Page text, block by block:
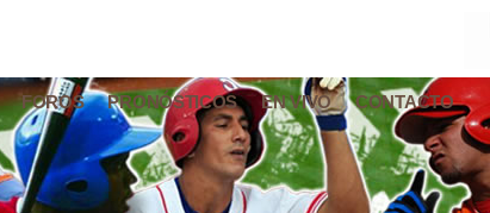
FOROS PRONÓSTICOS EN VIVO CONTACTO